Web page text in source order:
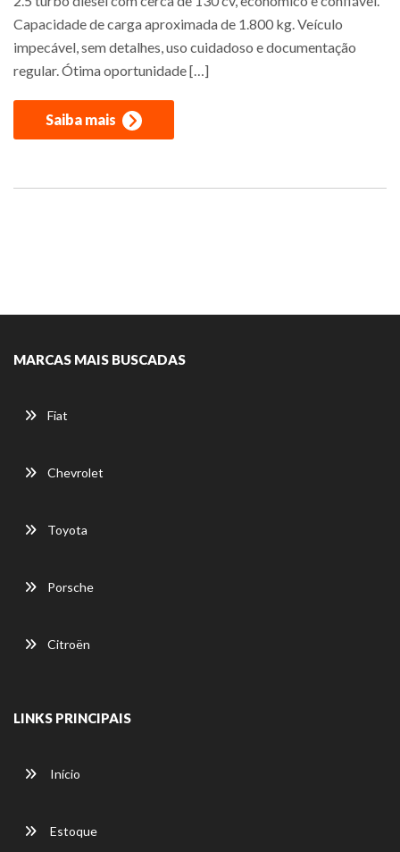
Capacidade de carga aproximada de 1.800 kg. Veículo
impecável, sem detalhes, uso cuidadoso e documentação
regular. Ótima oportunidade […]
Saiba mais
MARCAS MAIS BUSCADAS
Fiat
Chevrolet
Toyota
Porsche
Citroën
LINKS PRINCIPAIS
Início
Estoque